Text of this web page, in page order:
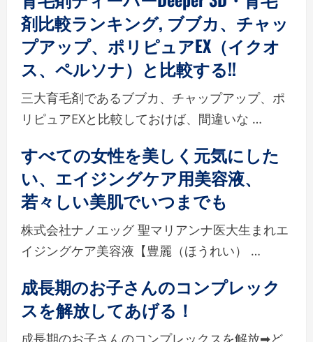
剤比較ランキング, ブブカ、チャッ
プアップ、ポリピュアEX（イクオ
ス、ペルソナ）と比較する!!
三大育毛剤であるブブカ、チャップアップ、ポ
リピュアEXと比較しておけば、間違いな …
すべての女性を美しく元気にした
い、エイジングケア用美容液、
若々しい美肌でいつまでも
株式会社ナノエッグ 聖マリアンナ医大生まれエ
イジングケア美容液【豊麗（ほうれい） …
成長期のお子さんのコンプレック
スを解放してあげる！
成長期のお子さんのコンプレックスを解放➡ど